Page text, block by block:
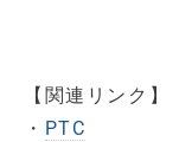
【関連リンク】
・ PTC